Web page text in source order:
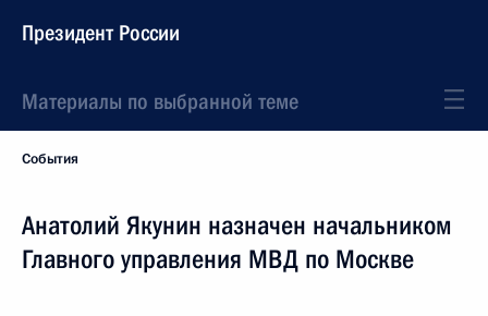
Президент России
Материалы по выбранной теме
События
Анатолий Якунин назначен начальником
Главного управления МВД по Москве